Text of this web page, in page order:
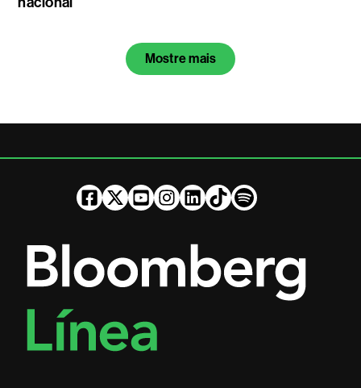
Mostre mais